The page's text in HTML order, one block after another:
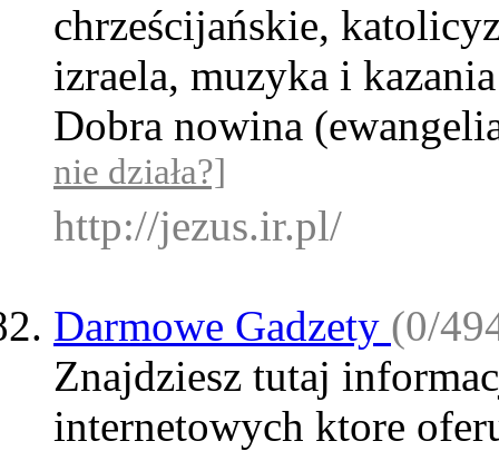
chrześcijańskie,
izraela, muzyka i
Dobra nowina
nie działa?]
http://jezus.ir.pl/
Darmowe Gadzety (0/
Znajdziesz tutaj
internetowych ktore